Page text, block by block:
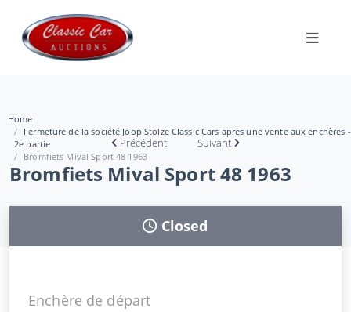
Home
Fermeture de la société Joop Stolze Classic Cars après une vente aux enchères -
2e partie
Bromfiets Mival Sport 48 1963
Précédent Suivant
Bromfiets Mival Sport 48 1963
Closed
Enchère de départ